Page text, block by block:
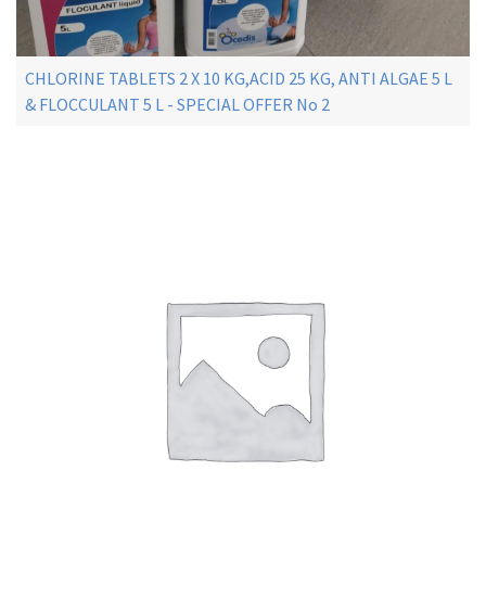
CHLORINE TABLETS 2 X 10 KG,ACID 25 KG, ANTI ALGAE 5 L
& FLOCCULANT 5 L - SPECIAL OFFER No 2